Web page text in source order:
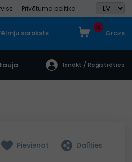
Privātuma politika
saraksts
0
Grozs
Ienākt / Reģistrēties
Pievienot Dalīties